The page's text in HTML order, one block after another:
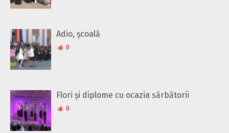
Adio, școală
0
Flori și diplome cu ocazia sărbătorii
0